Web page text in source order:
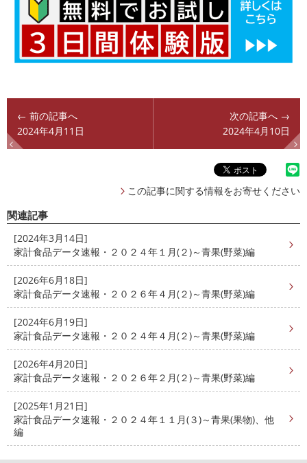
← 前の記事へ
2024年4月11日
次の記事へ →
2024年4月10日
この記事に関する情報をお寄せください
関連記事
[2024年3月14日]
家計食品データ速報・２０２４年１月(２)～青果(野菜)編
[2026年6月18日]
家計食品データ速報・２０２６年４月(２)～青果(野菜)編
[2024年6月19日]
家計食品データ速報・２０２４年４月(２)～青果(野菜)編
[2026年4月20日]
家計食品データ速報・２０２６年２月(２)～青果(野菜)編
[2025年1月21日]
家計食品データ速報・２０２４年１１月(３)～青果(果物)、他
編